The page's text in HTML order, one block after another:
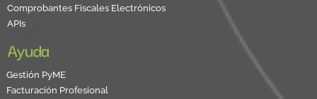
Comprobantes Fiscales Electrónicos
APIs
Ayuda
Gestión PyME
Facturación Profesional